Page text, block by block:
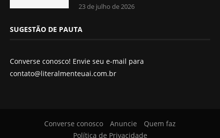
23 de julho de 2026
SUGESTÃO DE PAUTA
Converse conosco! Envie seu e-mail para
contato@literalmenteuai.com.br
Converse conosco Anuncie
Quem faz
Política de Privacidade